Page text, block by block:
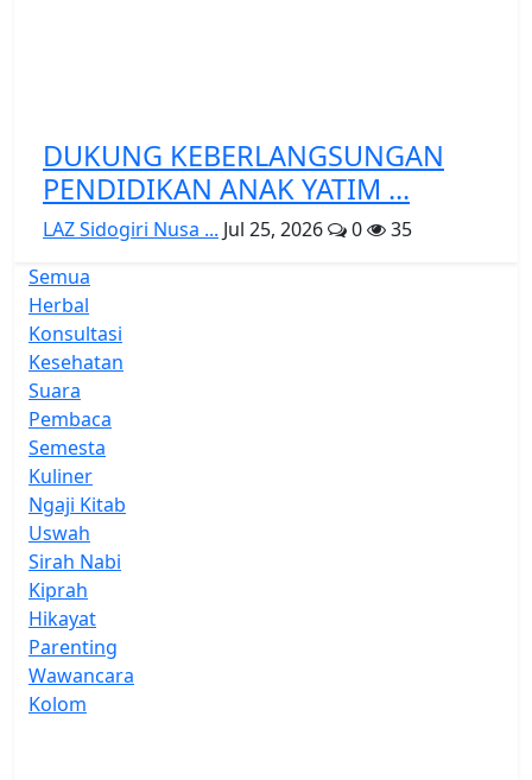
DUKUNG KEBERLANGSUNGAN
PENDIDIKAN ANAK YATIM ...
LAZ Sidogiri Nusa ... Jul 25, 2026 0
35
Semua
Herbal
Konsultasi
Kesehatan
Suara
Pembaca
Semesta
Kuliner
Ngaji Kitab
Uswah
Sirah Nabi
Kiprah
Hikayat
Parenting
Wawancara
Kolom